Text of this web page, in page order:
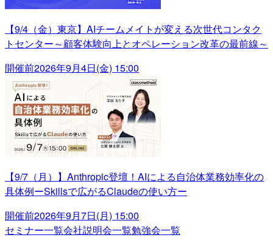
【9/4（金）東京】AIチームメイトが変える次世代コンタク
トセンター～顧客体験向上とオペレーション改革の最前線～
開催前2026年9月4日(金) 15:00
【9/7（月）】Anthropic登壇！AIによる自治体業務効率化の
具体例ーSkillsで広がるClaudeの使い方ー
開催前2026年9月7日(月) 15:00
セミナー一覧会社説明会一覧勉強会一覧